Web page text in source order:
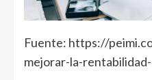
Fuente: https://
mejorar-la-